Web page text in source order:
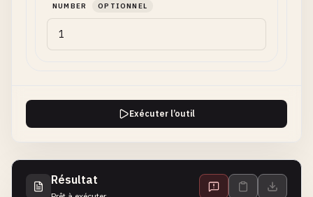
NUMBER OPTIONNEL
Exécuter l’outil
Résultat